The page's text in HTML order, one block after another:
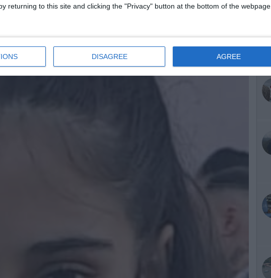
returning to this site and clicking the "Privacy" button at the bottom of the webpage.
DISAGREE AGREE